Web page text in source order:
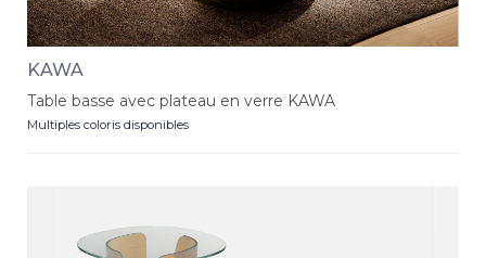
KAWA
Table basse avec plateau en verre KAWA
Multiples coloris disponibles